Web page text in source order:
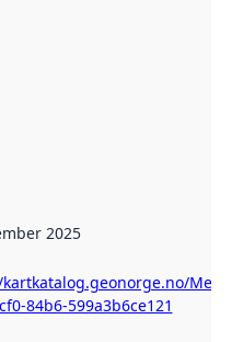
2025
84b6-599a3b6ce121